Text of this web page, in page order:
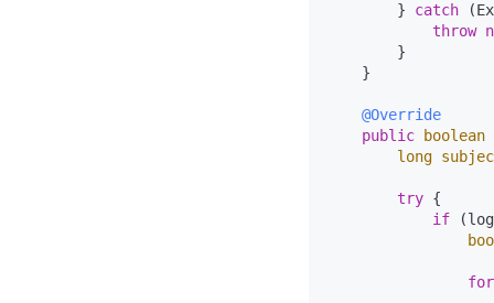
        }
catch
throw
        }
    }
@Override
public
boolean
long
try {
if
for